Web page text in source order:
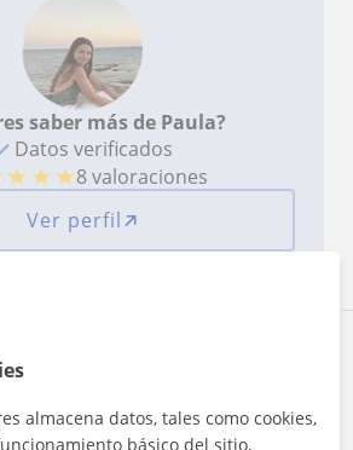
saber más de Paula?
Datos verificados
★ ★ ★8 valoraciones
Ver perfil
se desplaza para dar clase
almacena datos, tales como cookies,
básico del sitio,